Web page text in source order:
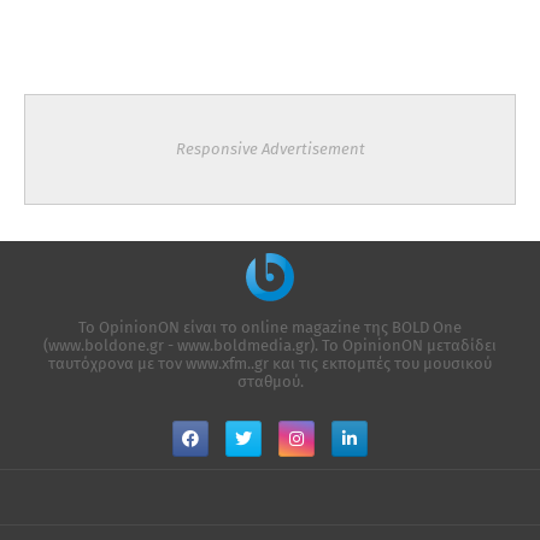
Responsive Advertisement
Το OpinionON είναι το online magazine της ΒΟLD One
(www.boldone.gr - www.boldmedia.gr). Το OpinionON μεταδίδει
ταυτόχρονα με τον www.xfm..gr και τις εκπομπές του μουσικού
σταθμού.